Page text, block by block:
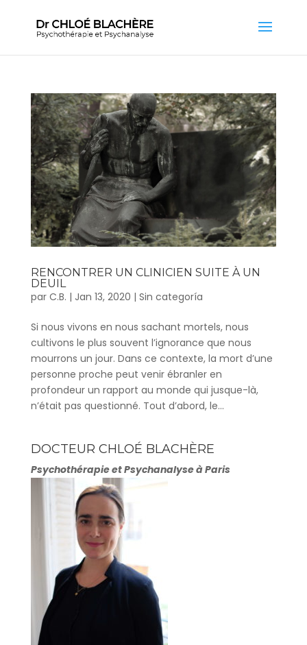
RENCONTRER UN CLINICIEN SUITE À UN
DEUIL
par C.B. | Jan 13, 2020 | Sin categoría
Si nous vivons en nous sachant mortels, nous
cultivons le plus souvent l’ignorance que nous
mourrons un jour. Dans ce contexte, la mort d’une
personne proche peut venir ébranler en
profondeur un rapport au monde qui jusque-là,
n’était pas questionné. Tout d’abord, le...
DOCTEUR CHLOÉ BLACHÈRE
Psychothérapie et Psychanalyse à Paris